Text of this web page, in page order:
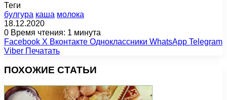
Теги
булгура каша молока
18.12.2020
0 Время чтения: 1 минута
Facebook X Вконтакте Одноклассники WhatsApp Telegram
Viber Печатать
ПОХОЖИЕ СТАТЬИ